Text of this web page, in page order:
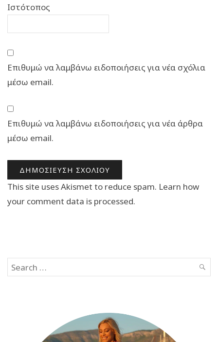
Ιστότοπος
Επιθυμώ να λαμβάνω ειδοποιήσεις για νέα σχόλια
μέσω email.
Επιθυμώ να λαμβάνω ειδοποιήσεις για νέα άρθρα
μέσω email.
This site uses Akismet to reduce spam. Learn how
your comment data is processed.
Search
for: